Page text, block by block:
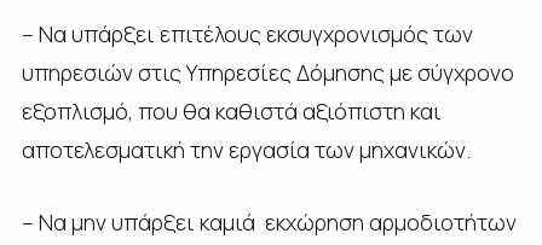
– Να υπάρξει επιτέλους εκσυγχρονισμός των
υπηρεσιών στις Υπηρεσίες Δόμησης με σύγχρονο
εξοπλισμό, που θα καθιστά αξιόπιστη και
αποτελεσματική την εργασία των μηχανικών.
– Να μην υπάρξει καμιά εκχώρηση αρμοδιοτήτων